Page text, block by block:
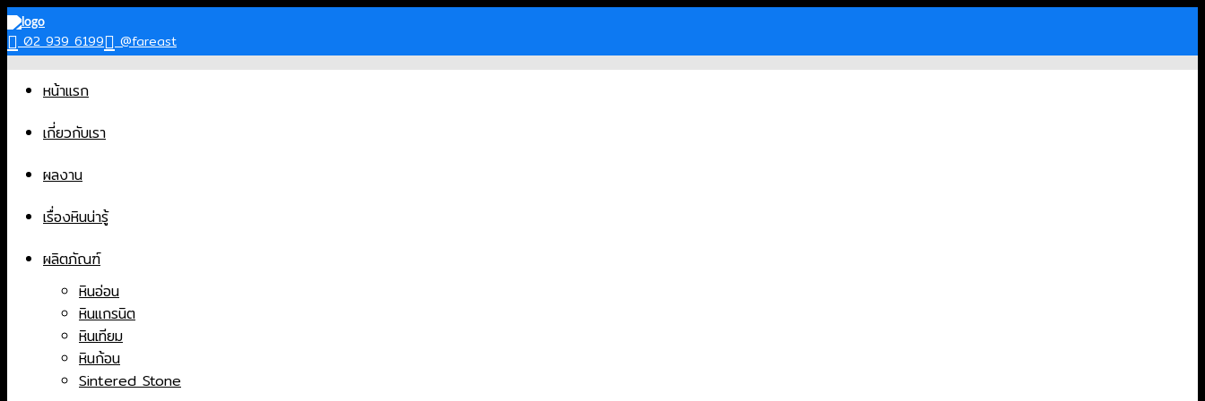
Skip
to
content
02 939 6199 @fareast
หน้าแรก
เกี่ยวกับเรา
ผลงาน
เรื่องหินน่ารู้
ผลิตภัณฑ์
หินอ่อน
หินแกรนิต
หินเทียม
หินก้อน
Sintered Stone